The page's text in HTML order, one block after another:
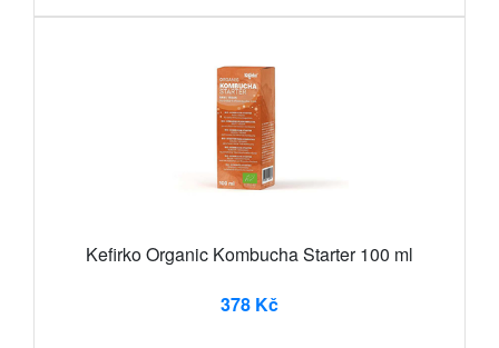
Kefirko Organic Kombucha Starter 100 ml
378 Kč